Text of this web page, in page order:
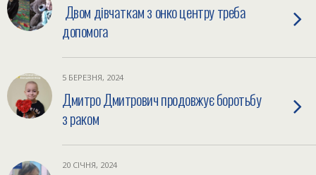
Двом дівчаткам з онко центру треба
допомога
5 БЕРЕЗНЯ, 2024
Дмитро Дмитрович продовжує боротьбу
з раком
20 СІЧНЯ, 2024